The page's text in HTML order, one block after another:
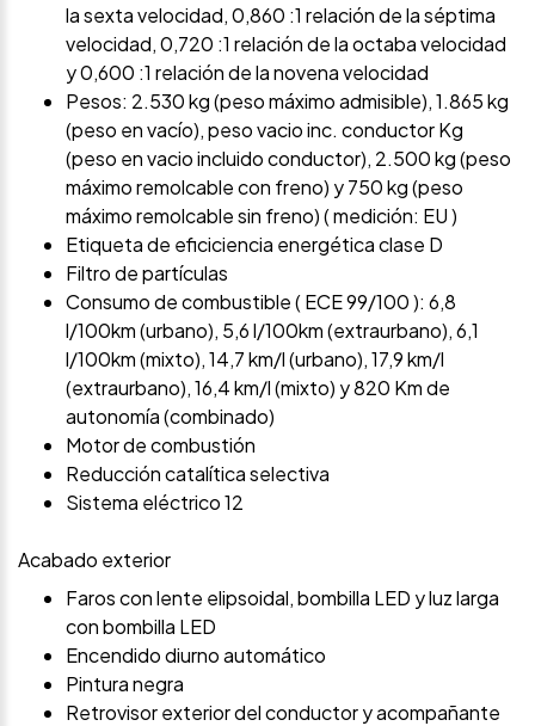
la sexta velocidad, 0,860 :1 relación de la séptima
velocidad, 0,720 :1 relación de la octaba velocidad
y 0,600 :1 relación de la novena velocidad
Pesos: 2.530 kg (peso máximo admisible), 1.865 kg
(peso en vacío), peso vacio inc. conductor Kg
(peso en vacio incluido conductor), 2.500 kg (peso
máximo remolcable con freno) y 750 kg (peso
máximo remolcable sin freno) ( medición: EU )
Etiqueta de eficiciencia energética clase D
Filtro de partículas
Consumo de combustible ( ECE 99/100 ): 6,8
l/100km (urbano), 5,6 l/100km (extraurbano), 6,1
l/100km (mixto), 14,7 km/l (urbano), 17,9 km/l
(extraurbano), 16,4 km/l (mixto) y 820 Km de
autonomía (combinado)
Motor de combustión
Reducción catalítica selectiva
Sistema eléctrico 12
Acabado exterior
Faros con lente elipsoidal, bombilla LED y luz larga
con bombilla LED
Encendido diurno automático
Pintura negra
Retrovisor exterior del conductor y acompañante